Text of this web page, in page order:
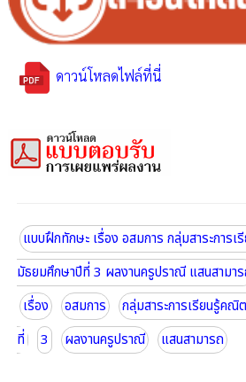
ดาวน์โหลดไฟล์ที่นี่
แบบฝึกทักษะ เรื่อง อสมการ กลุ่มสาระการ
มัธยมศึกษาปีที่ 3 ผลงานครูปราณี แสนสามา
เรื่อง
อสมการ กลุ่มสาระการเรียนรู้คณิ
ที่
3 ผลงานครูปราณี แสนสามารถ